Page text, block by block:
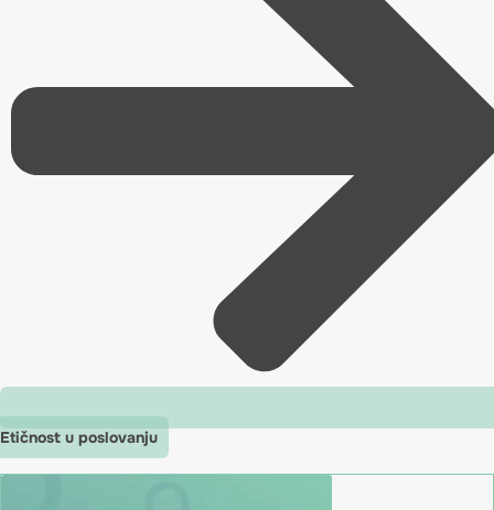
Etičnost u poslovanju